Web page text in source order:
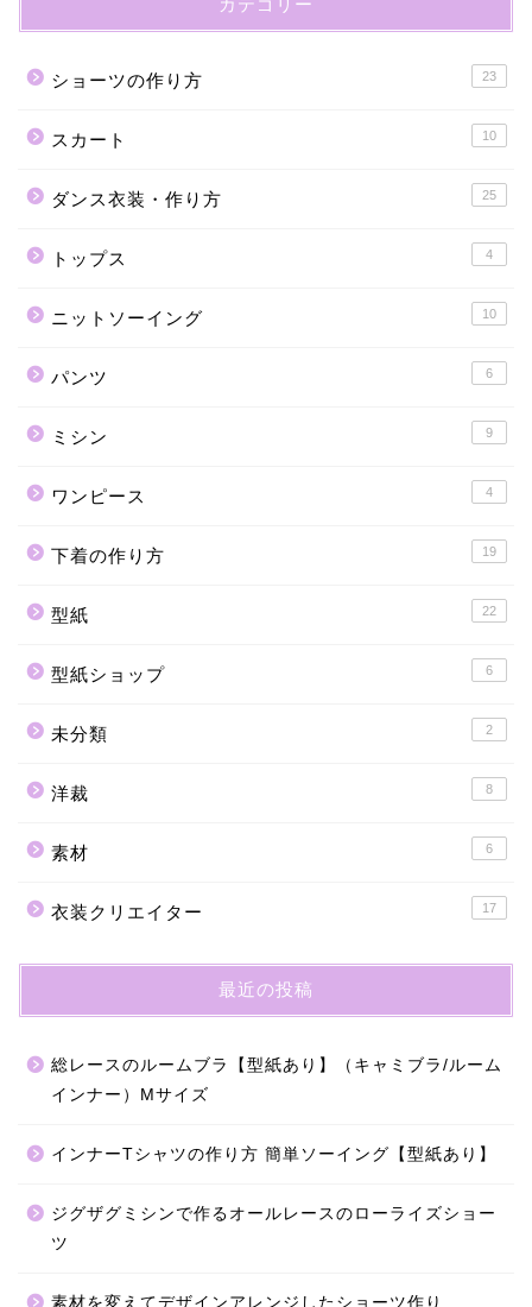
ショーツの作り方 23
スカート 10
ダンス衣装・作り方 25
トップス 4
ニットソーイング 10
パンツ 6
ミシン 9
ワンピース 4
下着の作り方 19
型紙 22
型紙ショップ 6
未分類 2
洋裁 8
素材 6
衣装クリエイター 17
最近の投稿
総レースのルームブラ【型紙あり】（キャミブラ/ルーム
インナー）Mサイズ
インナーTシャツの作り方 簡単ソーイング【型紙あり】
ジグザグミシンで作るオールレースのローライズショー
ツ
素材を変えてデザインアレンジしたショーツ作り